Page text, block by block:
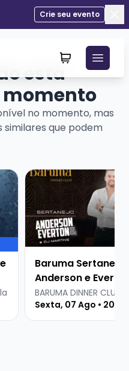
Crie seu evento
está
momento
no momento, mas
que podem
de Inverno de Cerveja
Veja mais sobre
Baruma Sertanejo
Anderson e
Martins
BARUMA DINNER CLUB
Sexta, 07 Ago • 20